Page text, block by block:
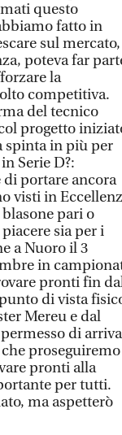
questo
fatto in
sul mercato,
poteva far
la
competitiva.
del tecnico
progetto
spinta in più per
Serie D?:
portare ancora
visti in
pari o
sia per i
a Nuoro il 3
in
pronti fin
di vista
Mereu e dal
di
proseguiremo
pronti alla
per tutti.
ma aspetterò